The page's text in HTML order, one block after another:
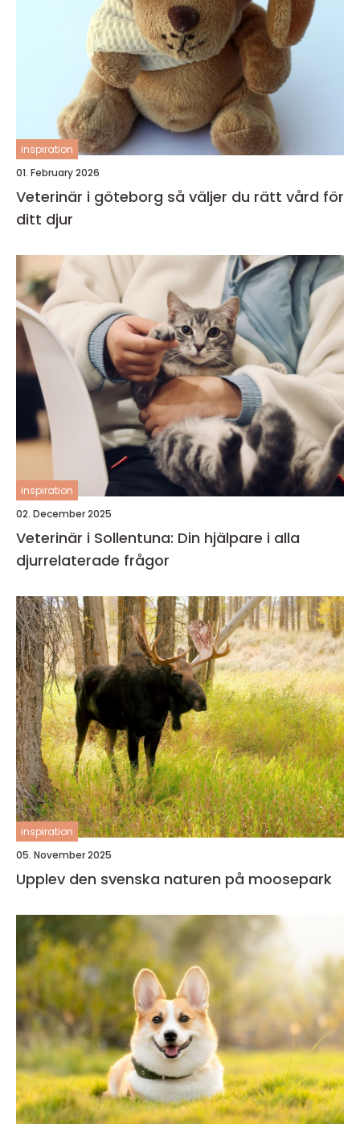
inspiration
01. February 2026
Veterinär i göteborg så väljer du rätt vård för
ditt djur
inspiration
02. December 2025
Veterinär i Sollentuna: Din hjälpare i alla
djurrelaterade frågor
inspiration
05. November 2025
Upplev den svenska naturen på moosepark